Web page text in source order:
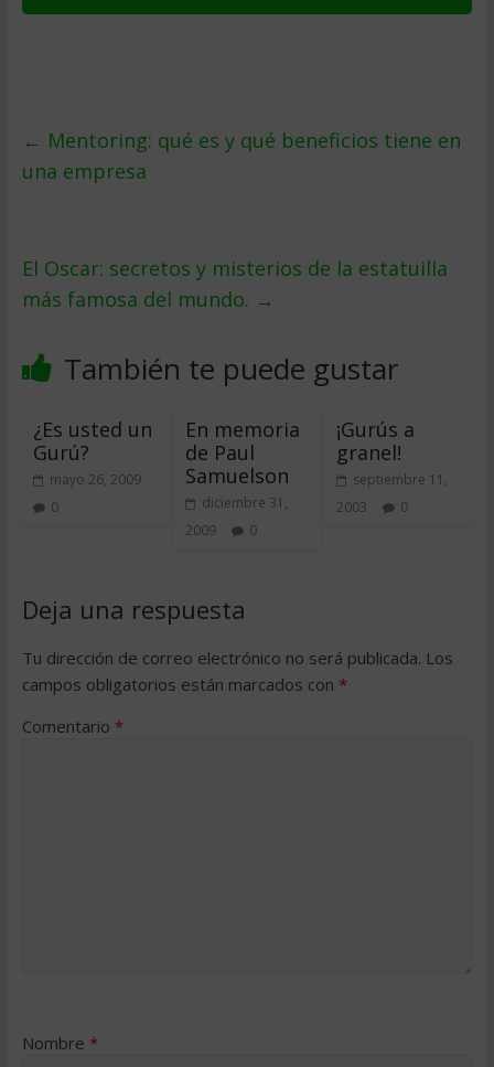
← Mentoring: qué es y qué beneficios tiene en
una empresa
El Oscar: secretos y misterios de la estatuilla
más famosa del mundo. →
También te puede gustar
¿Es usted un
Gurú?
mayo 26, 2009
0
En memoria
de Paul
Samuelson
diciembre 31,
2009
0
¡Gurús a
granel!
septiembre 11,
2003
0
Deja una respuesta
Tu dirección de correo electrónico no será publicada. Los
campos obligatorios están marcados con *
Comentario *
Nombre *